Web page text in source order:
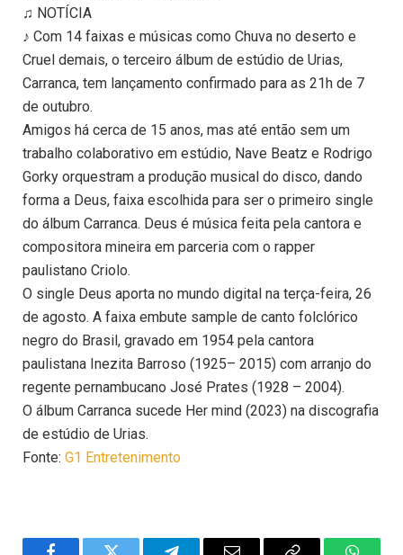
♫ NOTÍCIA
♪ Com 14 faixas e músicas como Chuva no deserto e
Cruel demais, o terceiro álbum de estúdio de Urias,
Carranca, tem lançamento confirmado para as 21h de 7
de outubro.
Amigos há cerca de 15 anos, mas até então sem um
trabalho colaborativo em estúdio, Nave Beatz e Rodrigo
Gorky orquestram a produção musical do disco, dando
forma a Deus, faixa escolhida para ser o primeiro single
do álbum Carranca. Deus é música feita pela cantora e
compositora mineira em parceria com o rapper
paulistano Criolo.
O single Deus aporta no mundo digital na terça-feira, 26
de agosto. A faixa embute sample de canto folclórico
negro do Brasil, gravado em 1954 pela cantora
paulistana Inezita Barroso (1925– 2015) com arranjo do
regente pernambucano José Prates (1928 – 2004).
O álbum Carranca sucede Her mind (2023) na discografia
de estúdio de Urias.
Fonte: G1 Entretenimento